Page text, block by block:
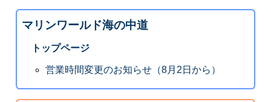
マリンワールド海の中道
トップページ
営業時間変更のお知らせ（8月2日から）